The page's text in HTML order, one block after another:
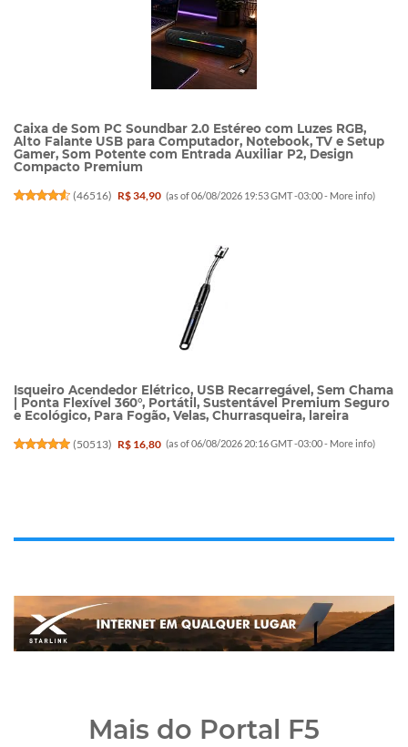
Caixa de Som PC Soundbar 2.0 Estéreo com Luzes RGB,
Alto Falante USB para Computador, Notebook, TV e Setup
Gamer, Som Potente com Entrada Auxiliar P2, Design
Compacto Premium
(46516) R$ 34,90 (as of 06/08/2026 19:53 GMT -03:00 - More info)
Isqueiro Acendedor Elétrico, USB Recarregável, Sem Chama
| Ponta Flexível 360°, Portátil, Sustentável Premium Seguro
e Ecológico, Para Fogão, Velas, Churrasqueira, lareira
(50513) R$ 16,80 (as of 06/08/2026 20:16 GMT -03:00 - More info)
Mais do Portal F5